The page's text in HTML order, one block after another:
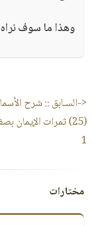
وهذا ما سوف نراه
<-السـابق :: شرح
(25) ثمرات الإيمان
1
مختارات